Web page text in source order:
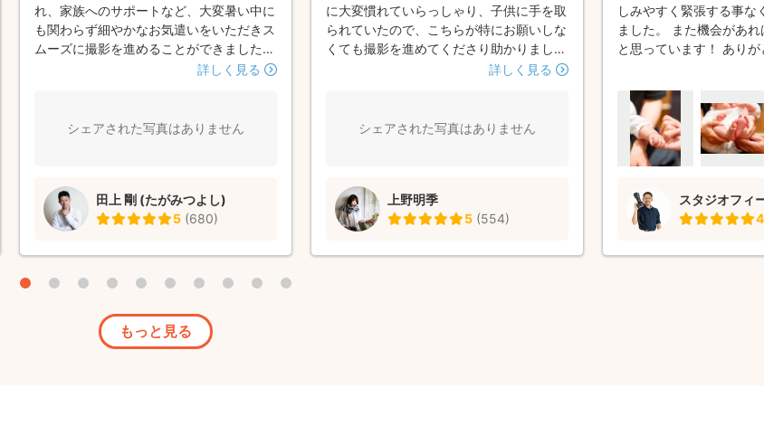
れ、家族へのサポートなど、大変暑い中に
も関わらず細やかなお気遣いをいただきス
ムーズに撮影を進めることができました。
写真のカット雰囲気や色もとても綺麗で家
詳しく見る
シェアされた写真はありません
田上 剛 (たがみつよし)
5 (680)
に大変慣れていらっしゃり、子供に手を取
られていたので、こちらが特にお願いしな
くても撮影を進めてくださり助かりまし
た。少し余裕ができると者時の確認を都度
くよくてびっくりでした。またぜひお願い
詳しく見る
シェアされた写真はありません
上野明季
5 (554)
しみやすく緊張する事な
ました。 また機会があ
と思っています！ あり
もっと見る